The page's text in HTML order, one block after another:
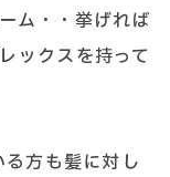
ム・・挙げれば
ックスを持って
方も髪に対し